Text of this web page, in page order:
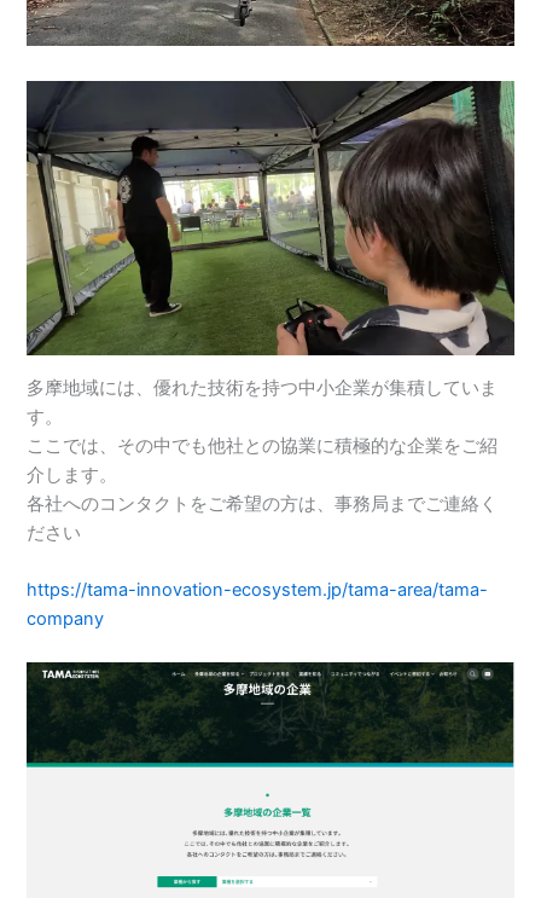
多摩地域には、優れた技術を持つ中小企業が集積していま
す。
ここでは、その中でも他社との協業に積極的な企業をご紹
介します。
各社へのコンタクトをご希望の方は、事務局までご連絡く
ださい
https://tama-innovation-ecosystem.jp/tama-area/tama-
company